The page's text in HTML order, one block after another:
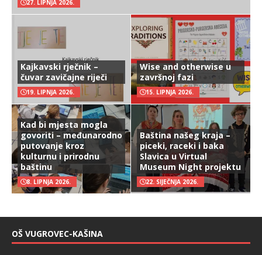
27. LIPNJA 2026.
Kajkavski rječnik –
čuvar zavičajne riječi
19. LIPNJA 2026.
Wise and otherwise u
završnoj fazi
15. LIPNJA 2026.
Kad bi mjesta mogla
govoriti – međunarodno
putovanje kroz
kulturnu i prirodnu
baštinu
8. LIPNJA 2026.
Baština našeg kraja –
piceki, raceki i baka
Slavica u Virtual
Museum Night projektu
22. SIJEČNJA 2026.
OŠ VUGROVEC-KAŠINA